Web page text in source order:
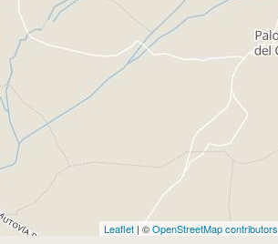
Leaflet | ©OpenStreetMap contributors